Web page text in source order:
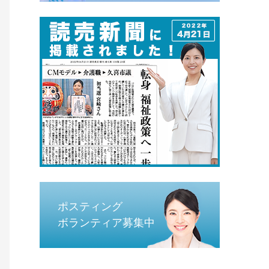
ポスティング
ボランティア募集中